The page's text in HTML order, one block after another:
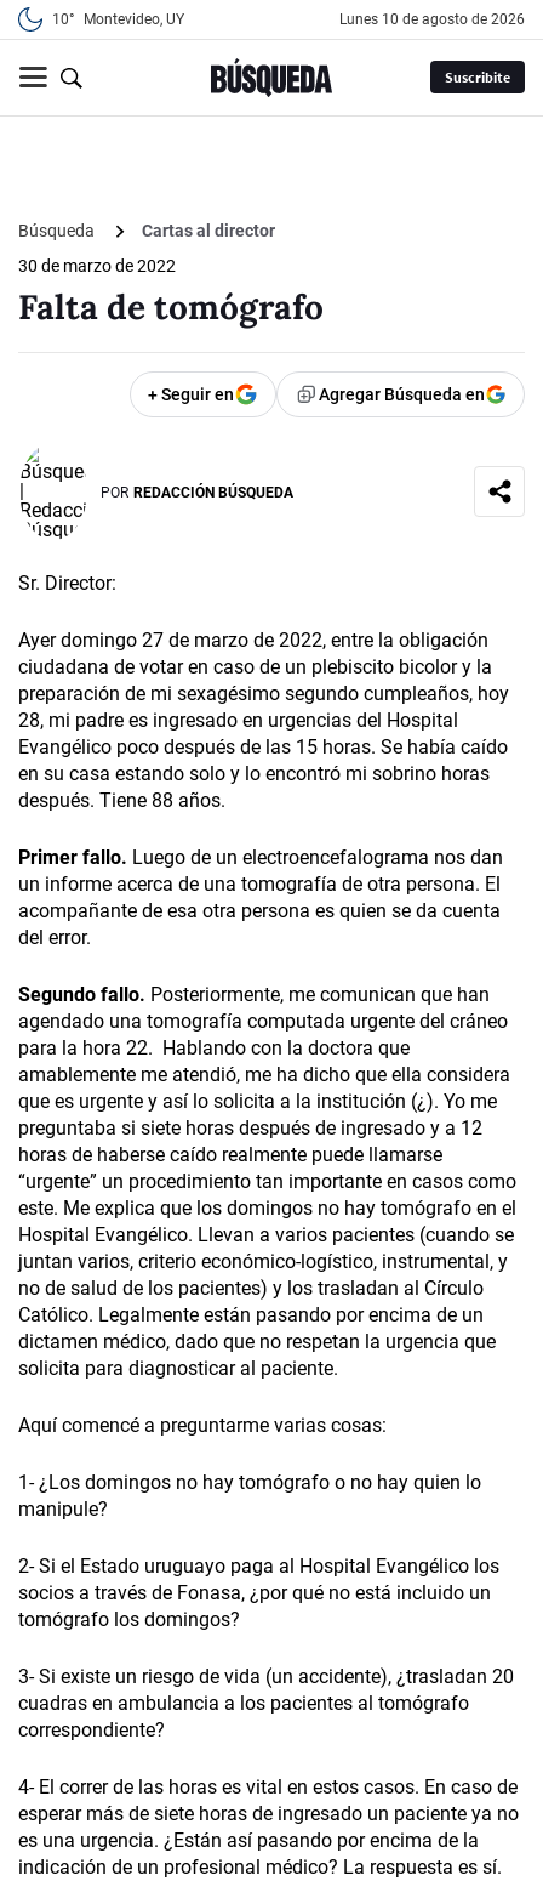
10° Montevideo, UY lunes 10 de agosto de 2026
Suscribite
Búsqueda
Cartas al director
30 de marzo de 2022
Falta de tomógrafo
+ Seguir en Agregar Búsqueda en
POR REDACCIÓN BÚSQUEDA
Sr. Director:
Ayer domingo 27 de marzo de 2022, entre la obligación
ciudadana de votar en caso de un plebiscito bicolor y la
preparación de mi sexagésimo segundo cumpleaños, hoy
28, mi padre es ingresado en urgencias del Hospital
Evangélico poco después de las 15 horas. Se había caído
en su casa estando solo y lo encontró mi sobrino horas
después. Tiene 88 años.
Primer fallo. Luego de un electroencefalograma nos dan
un informe acerca de una tomografía de otra persona. El
acompañante de esa otra persona es quien se da cuenta
del error.
Segundo fallo. Posteriormente, me comunican que han
agendado una tomografía computada urgente del cráneo
para la hora 22. Hablando con la doctora que
amablemente me atendió, me ha dicho que ella considera
que es urgente y así lo solicita a la institución (¿). Yo me
preguntaba si siete horas después de ingresado y a 12
horas de haberse caído realmente puede llamarse
“urgente” un procedimiento tan importante en casos como
este. Me explica que los domingos no hay tomógrafo en el
Hospital Evangélico. Llevan a varios pacientes (cuando se
juntan varios, criterio económico-logístico, instrumental, y
no de salud de los pacientes) y los trasladan al Círculo
Católico. Legalmente están pasando por encima de un
dictamen médico, dado que no respetan la urgencia que
solicita para diagnosticar al paciente.
Aquí comencé a preguntarme varias cosas:
1- ¿Los domingos no hay tomógrafo o no hay quien lo
manipule?
2- Si el Estado uruguayo paga al Hospital Evangélico los
socios a través de Fonasa, ¿por qué no está incluido un
tomógrafo los domingos?
3- Si existe un riesgo de vida (un accidente), ¿trasladan 20
cuadras en ambulancia a los pacientes al tomógrafo
correspondiente?
4- El correr de las horas es vital en estos casos. En caso de
esperar más de siete horas de ingresado un paciente ya no
es una urgencia. ¿Están así pasando por encima de la
indicación de un profesional médico? La respuesta es sí.